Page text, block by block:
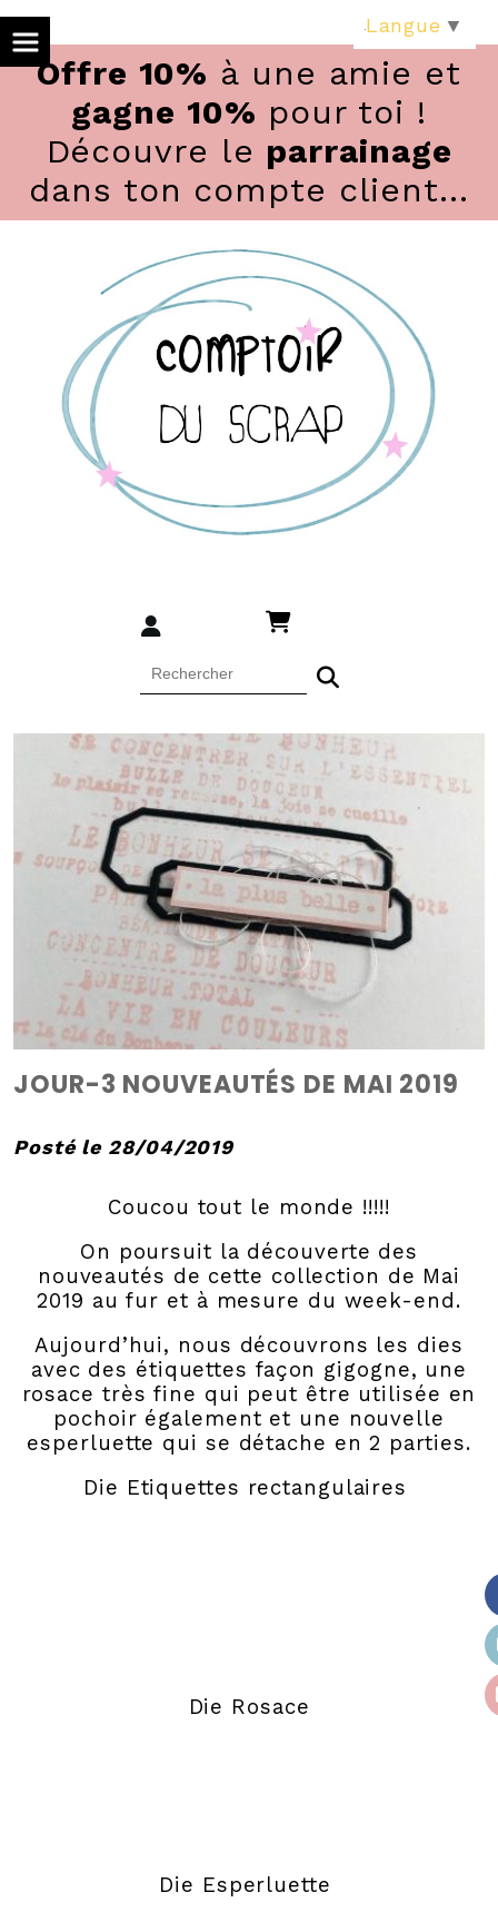
Offre 10% à une amie et
gagne 10% pour toi !
Découvre le parrainage
dans ton compte client...
JOUR-3 NOUVEAUTÉS DE MAI 2019
Posté le 28/04/2019
Coucou tout le monde !!!!!
On poursuit la découverte des
nouveautés de cette collection de Mai
2019 au fur et à mesure du week-end.
Aujourd’hui, nous découvrons les dies
avec des étiquettes façon gigogne, une
rosace très fine qui peut être utilisée en
pochoir également et une nouvelle
esperluette qui se détache en 2 parties.
Die Etiquettes rectangulaires
Die Rosace
Die Esperluette
Langue ▼